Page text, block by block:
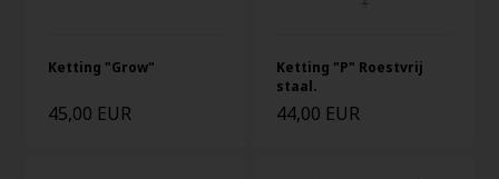
Ketting "Grow"
45,00 EUR
Ketting "P" Roestvrij
staal.
44,00 EUR